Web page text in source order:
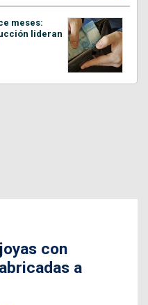
meses:
lideran
con
a